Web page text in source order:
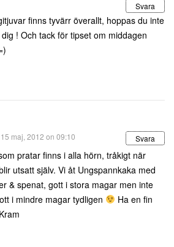
Svara
finns tyvärr överallt, hoppas du inte
! Och tack för tipset om middagen
15 maj, 2012 on 09:10 Svara
pratar finns i alla hörn, tråkigt när
utsatt själv. Vi åt Ungspannkaka med
& spenat, gott i stora magar men inte
i mindre magar tydligen
Ha en fin